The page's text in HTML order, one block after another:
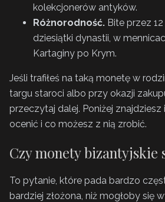
kolekcjonerów antyków.
Różnorodność. Bite przez
dziesiątki dynastii, w
Kartaginy po Krym.
Jeśli trafiłeś na taką monetę w
targu staroci albo przy okazji
przeczytaj dalej. Poniżej znajdziesz
ocenić i co możesz z nią zrobić.
Czy monety bizantyjskie
To pytanie, które pada bardzo
bardziej złożona, niż mogłoby się